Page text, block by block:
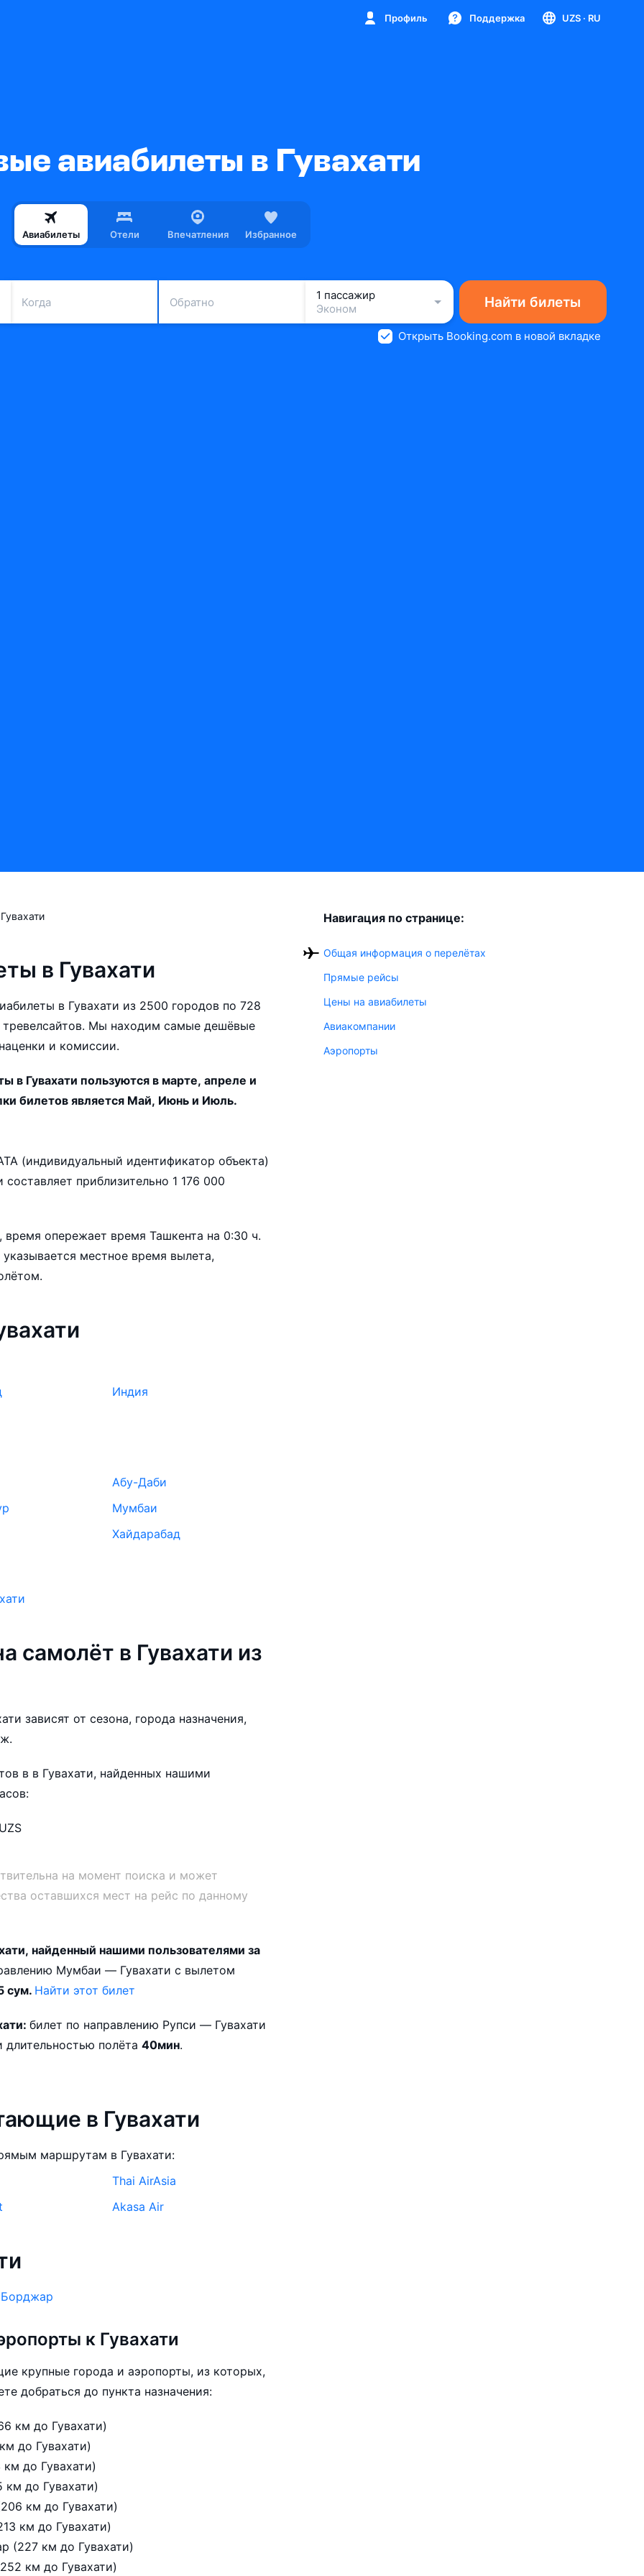
Профиль Поддержка UZS · RU
авиабилеты в Гувахати
Авиабилеты Отели Впечатления Избранное
Когда Обратно
1 пассажир
Эконом
Найти билеты
Открыть Booking.com в новой вкладке
Гувахати
в Гувахати
в Гувахати из 2500 городов по 728
Мы находим самые дешёвые
и комиссии.
в Гувахати пользуются в марте, апреле и
билетов является Май, Июнь и Июль.
Борджар. Прямые рейсы в
выполняет
из Узбекистана:
оставшихся до вылета, цена билета на
в Гувахати заранее, чтобы вы могли
на свои пожелания и финансовые
(индивидуальный идентификатор объекта)
время опережает время Ташкента на 0:30 ч.
местное время вылета,
Индия
Абу-Даби
Мумбаи
Хайдарабад
самолёт в Гувахати из
зависят от сезона, города назначения,
в в Гувахати, найденных нашими
UZS
на момент поиска и может
оставшихся мест на рейс по данному
найденный нашими пользователями за
сум. Найти этот билет
билет по направлению Рупси — Гувахати
вылетом 11.08.2026 и длительностью полёта40мин.
в Гувахати
маршрутам в Гувахати:
Thai AirAsia
Akasa Air
Борджар
к Гувахати
крупные города и аэропорты, из которых,
добраться до пункта назначения:
аэропорт Шиллонг (66 км до Гувахати)
до Гувахати)
км до Гувахати)
Силчар (185 км до Гувахати)
км до Гувахати)
аэропорт Itanagar (213 км до Гувахати)
Куч-Бихар, аэропорт Куч-Бехар (227 км до Гувахати)
аэропорт Джорхат (252 км до Гувахати)
Навигация по странице:
Общая информация о перелётах
Прямые рейсы
Цены на авиабилеты
Авиакомпании
Аэропорты